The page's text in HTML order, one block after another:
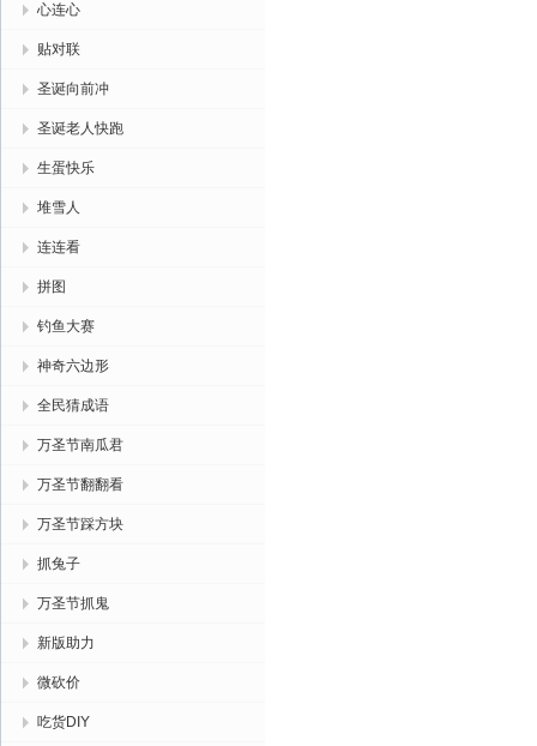
心连心
贴对联
圣诞向前冲
圣诞老人快跑
生蛋快乐
堆雪人
连连看
拼图
钓鱼大赛
神奇六边形
全民猜成语
万圣节南瓜君
万圣节翻翻看
万圣节踩方块
抓兔子
万圣节抓鬼
新版助力
微砍价
吃货DIY